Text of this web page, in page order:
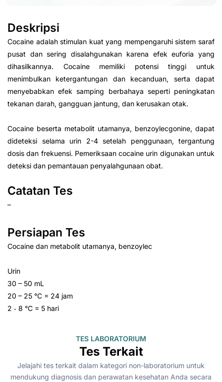
Deskripsi
Cocaine adalah stimulan kuat yang mempengaruhi sistem saraf
pusat dan sering disalahgunakan karena efek euforia yang
dihasilkannya. Cocaine memiliki potensi tinggi untuk
menimbulkan ketergantungan dan kecanduan, serta dapat
menyebabkan efek samping berbahaya seperti peningkatan
tekanan darah, gangguan jantung, dan kerusakan otak.
Cocaine beserta metabolit utamanya, benzoylecgonine, dapat
dideteksi selama urin 2-4 setelah penggunaan, tergantung
dosis dan frekuensi. Pemeriksaan cocaine urin digunakan untuk
deteksi dan pemantauan penyalahgunaan obat.
Catatan Tes
–
Persiapan Tes
Cocaine dan metabolit utamanya, benzoylec
Urin
30 – 50 mL
20 – 25 °C = 24 jam
2 ‑ 8 °C = 5 hari
TES LABORATORIUM
Tes Terkait
Jelajahi tes terkait dalam kategori non-laboratorium untuk
mendukung diagnosis dan perawatan kesehatan Anda secara